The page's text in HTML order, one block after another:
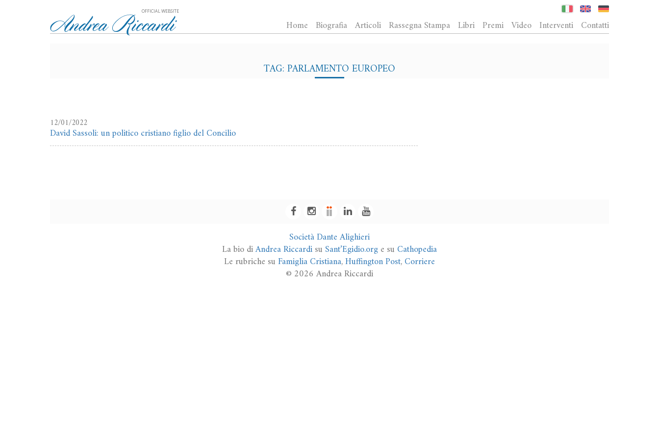
OFFICIAL WEBSITE
Home Biografia Articoli Rassegna Stampa Libri Premi Video Interventi Contatti
TAG: PARLAMENTO EUROPEO
12/01/2022
David Sassoli: un politico cristiano figlio del Concilio
Società Dante Alighieri
La bio diAndrea RiccardisuSant’Egidio.orge su Cathopedia
Le rubriche suFamiglia Cristiana,Huffington Post,Corriere
© 2026 Andrea Riccardi